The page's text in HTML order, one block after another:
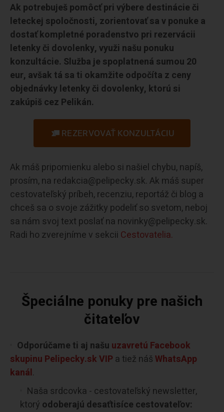
Ak potrebuješ pomôcť pri výbere destinácie či
leteckej spoločnosti, zorientovať sa v ponuke a
dostať kompletné poradenstvo pri rezervácii
letenky či dovolenky, využi našu ponuku
konzultácie. Služba je spoplatnená sumou 20
eur, avšak tá sa ti okamžite odpočíta z ceny
objednávky letenky či dovolenky, ktorú si
zakúpiš cez Pelikán.
REZERVOVAŤ KONZULTÁCIU
Ak máš pripomienku alebo si našiel chybu, napíš,
prosím, na redakcia@pelipecky.sk. Ak máš super
cestovateľský príbeh, recenziu, reportáž či blog a
chceš sa o svoje zážitky podeliť so svetom, neboj
sa nám svoj text poslať na novinky@pelipecky.sk.
Radi ho zverejníme v sekcii Cestovatelia.
Špeciálne ponuky pre našich
čitateľov
Odporúčame ti aj našu uzavretú Facebook
skupinu Pelipecky.sk VIP a tiež nášWhatsApp
kanál.
Naša srdcovka - cestovateľský newsletter,
ktorý odoberajú desaťtisíce cestovateľov: